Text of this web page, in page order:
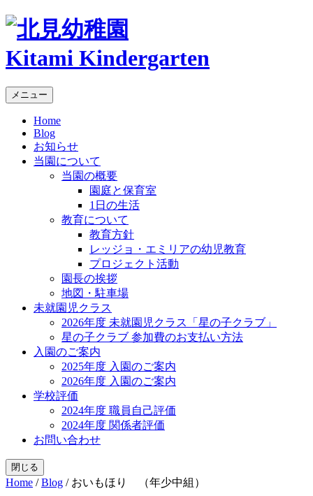
Kitami Kindergarten
メニュー
Home
Blog
お知らせ
当園について
当園の概要
園庭と保育室
1日の生活
教育について
教育方針
レッジョ・エミリアの幼児教育
プロジェクト活動
園長の挨拶
地図・駐車場
未就園児クラス
2026年度 未就園児クラス「星の子クラブ」
星の子クラブ 参加費のお支払い方法
入園のご案内
2025年度 入園のご案内
2026年度 入園のご案内
学校評価
2024年度 職員自己評価
2024年度 関係者評価
お問い合わせ
閉じる
Home /Blog / おいもほり （年少中組）